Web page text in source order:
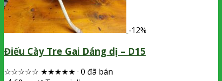
-12%
Điếu Cày Tre Gai Dáng dị – D15
☆☆☆☆☆ ★★★★★ · 0 đã bán